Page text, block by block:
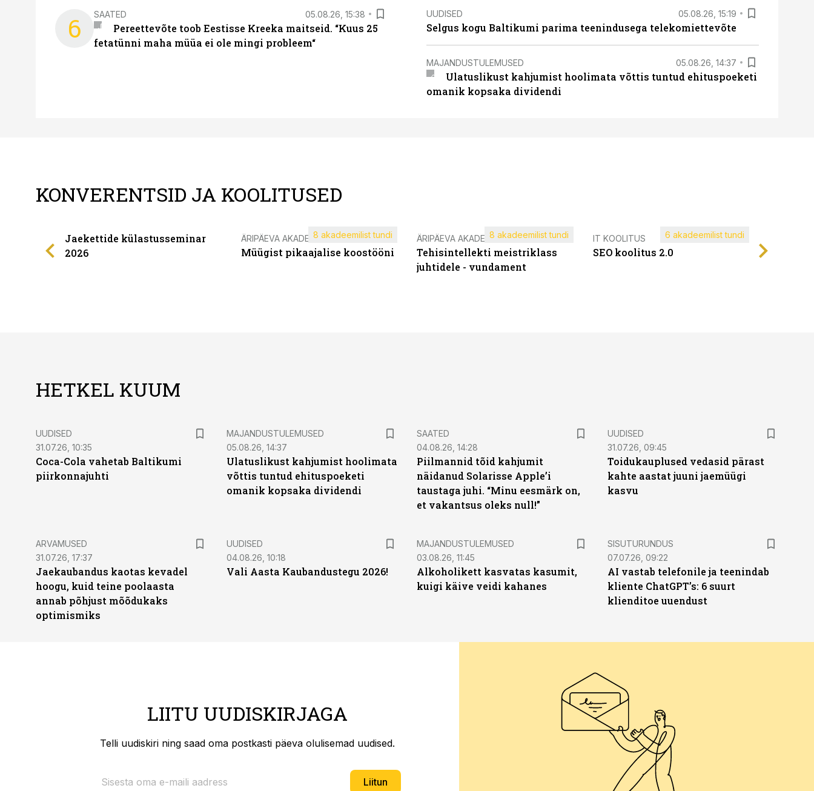
6 SAATED 05.08.26, 15:38
Pereettevõte toob Eestisse Kreeka maitseid. “Kuus 25
fetatünni maha müüa ei ole mingi probleem“
UUDISED 05.08.26, 15:19
Selgus kogu Baltikumi parima teenindusega telekomiettevõte
MAJANDUSTULEMUSED 05.08.26, 14:37
Ulatuslikust kahjumist hoolimata võttis tuntud ehituspoeketi
omanik kopsaka dividendi
KONVERENTSID JA KOOLITUSED
Jaekettide külastusseminar
2026
ÄRIPÄEVA AKADEEMIA
Müügist pikaajalise koostööni
8 akadeemilist tundi ÄRIPÄEVA AKADEEMIA
Tehisintellekti meistriklass
juhtidele - vundament
8 akadeemilist tundi IT KOOLITUS
SEO koolitus 2.0
6 akadeemilist tundi
HETKEL KUUM
UUDISED
31.07.26, 10:35
Coca-Cola vahetab Baltikumi
piirkonnajuhti
MAJANDUSTULEMUSED
05.08.26, 14:37
Ulatuslikust kahjumist hoolimata
võttis tuntud ehituspoeketi
omanik kopsaka dividendi
SAATED
04.08.26, 14:28
Piilmannid tõid kahjumit
näidanud Solarisse Apple’i
taustaga juhi. “Minu eesmärk on,
et vakantsus oleks null!”
UUDISED
31.07.26, 09:45
Toidukauplused vedasid pärast
kahte aastat juuni jaemüügi
kasvu
ARVAMUSED
31.07.26, 17:37
Jaekaubandus kaotas kevadel
hoogu, kuid teine poolaasta
annab põhjust mõõdukaks
optimismiks
UUDISED
04.08.26, 10:18
Vali Aasta Kaubandustegu 2026!
MAJANDUSTULEMUSED
03.08.26, 11:45
Alkoholikett kasvatas kasumit,
kuigi käive veidi kahanes
ST
SISUTURUNDUS
07.07.26, 09:22
AI vastab telefonile ja teenindab
kliente ChatGPT’s: 6 suurt
klienditoe uuendust
LIITU UUDISKIRJAGA
Telli uudiskiri ning saad oma postkasti päeva olulisemad uudised.
Liitun